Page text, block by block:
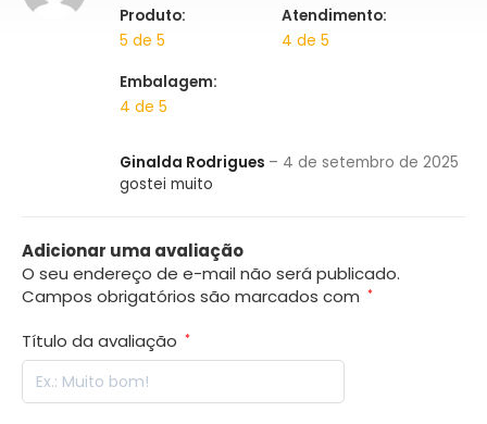
Produto:
5 de 5
Atendimento:
4 de 5
Embalagem:
4 de 5
Ginalda Rodrigues – 4 de setembro de 2025
gostei muito
Adicionar uma avaliação
O seu endereço de e-mail não será publicado.
Campos obrigatórios são marcados com *
Título da avaliação *